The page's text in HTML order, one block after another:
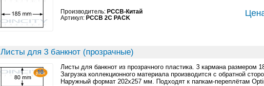
Производитель: PCCB-Китай
Артикул: PCCB 2C PACK
Листы для 3 банкнот (прозрачные)
Листы для банкнот из прозрачного пластика. 3 кармана размером
Загрузка коллекционного материала производится с обратной
Наружный формат 202x257 мм. Подходят к папкам-переплётам